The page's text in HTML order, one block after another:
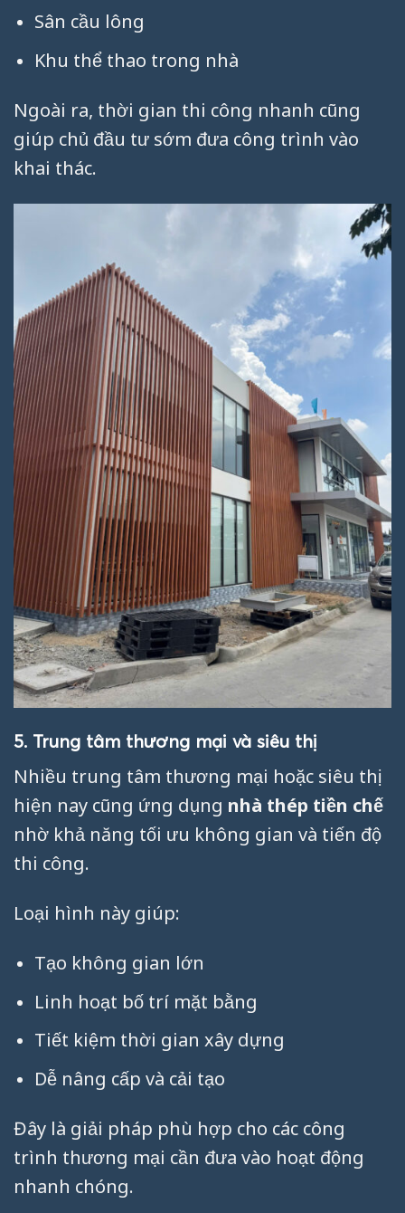
Sân cầu lông
Khu thể thao trong nhà
Ngoài ra, thời gian thi công nhanh cũng
giúp chủ đầu tư sớm đưa công trình vào
khai thác.
5. Trung tâm thương mại và siêu thị
Nhiều trung tâm thương mại hoặc siêu thị
hiện nay cũng ứng dụng nhà thép tiền chế
nhờ khả năng tối ưu không gian và tiến độ
thi công.
Loại hình này giúp:
Tạo không gian lớn
Linh hoạt bố trí mặt bằng
Tiết kiệm thời gian xây dựng
Dễ nâng cấp và cải tạo
Đây là giải pháp phù hợp cho các công
trình thương mại cần đưa vào hoạt động
nhanh chóng.